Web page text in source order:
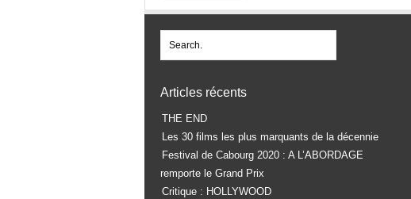
Articles récents
THE END
Les 30 films les plus marquants de la décennie
Festival de Cabourg 2020 : A L’ABORDAGE
remporte le Grand Prix
Critique : HOLLYWOOD